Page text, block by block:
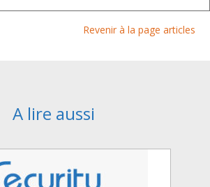
Revenir à la page articles
A lire aussi